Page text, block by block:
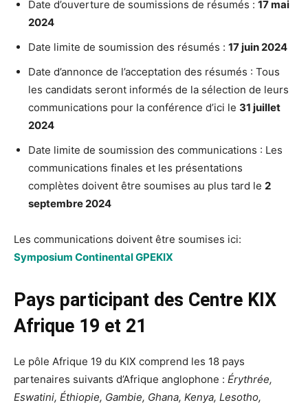
Date d’ouverture de soumissions de résumés : 17 mai
2024
Date limite de soumission des résumés : 17 juin 2024
Date d’annonce de l’acceptation des résumés : Tous
les candidats seront informés de la sélection de leurs
communications pour la conférence d’ici le 31 juillet
2024
Date limite de soumission des communications : Les
communications finales et les présentations
complètes doivent être soumises au plus tard le 2
septembre 2024
Les communications doivent être soumises ici:
Symposium Continental GPEKIX
Pays participant des Centre KIX
Afrique 19 et 21
Le pôle Afrique 19 du KIX comprend les 18 pays
partenaires suivants d’Afrique anglophone : Érythrée,
Eswatini, Éthiopie, Gambie, Ghana, Kenya, Lesotho,